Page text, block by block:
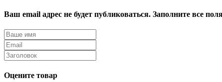
Ваш email адрес не будет публиковаться. Заполните все
Оцените товар